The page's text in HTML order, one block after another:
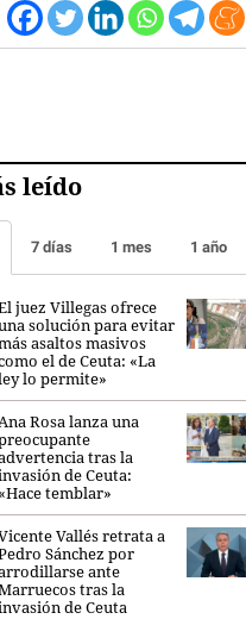
leído
7 días 1 mes 1 año
juez Villegas ofrece
solución para evitar
asaltos masivos
el de Ceuta: «La
lo permite»
Ana Rosa lanza una
tras la
de Ceuta:
temblar»
Vallés retrata a
Sánchez por
ante
tras la
de Ceuta